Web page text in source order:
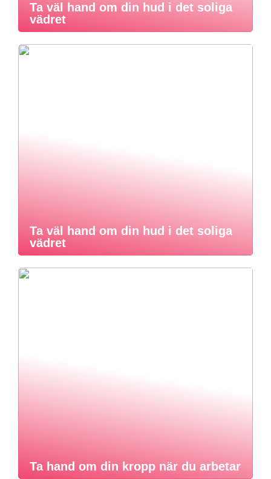
Ta väl hand om din hud i det soliga
vädret
Ta väl hand om din hud i det soliga
vädret
Ta hand om din kropp när du arbetar